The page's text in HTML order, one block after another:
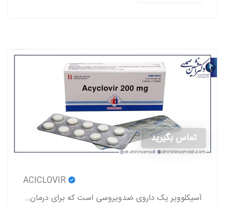
تماس بگیرید
آسیکلوویر یک داروی ضدویروسی است که برای درمان عفونت‌های ناشی از ویروس‌های هرپس (تبخال لب و تناسلی، زونا، آبله‌مرغان) استفاده می‌شود.